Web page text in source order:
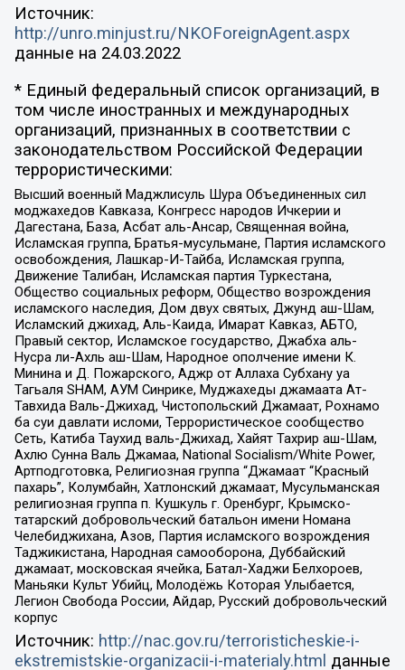
Источник:
http://unro.minjust.ru/NKOForeignAgent.aspx
данные на 24.03.2022
* Единый федеральный список организаций, в
том числе иностранных и международных
организаций, признанных в соответствии с
законодательством Российской Федерации
террористическими:
Высший военный Маджлисуль Шура Объединенных сил
моджахедов Кавказа, Конгресс народов Ичкерии и
Дагестана, База, Асбат аль-Ансар, Священная война,
Исламская группа, Братья-мусульмане, Партия исламского
освобождения, Лашкар-И-Тайба, Исламская группа,
Движение Талибан, Исламская партия Туркестана,
Общество социальных реформ, Общество возрождения
исламского наследия, Дом двух святых, Джунд аш-Шам,
Исламский джихад, Аль-Каида, Имарат Кавказ, АБТО,
Правый сектор, Исламское государство, Джабха аль-
Нусра ли-Ахль аш-Шам, Народное ополчение имени К.
Минина и Д. Пожарского, Аджр от Аллаха Субхану уа
Тагьаля SHAM, АУМ Синрике, Муджахеды джамаата Ат-
Тавхида Валь-Джихад, Чистопольский Джамаат, Рохнамо
ба суи давлати исломи, Террористическое сообщество
Сеть, Катиба Таухид валь-Джихад, Хайят Тахрир аш-Шам,
Ахлю Сунна Валь Джамаа, National Socialism/White Power,
Артподготовка, Религиозная группа “Джамаат “Красный
пахарь”, Колумбайн, Хатлонский джамаат, Мусульманская
религиозная группа п. Кушкуль г. Оренбург, Крымско-
татарский добровольческий батальон имени Номана
Челебиджихана, Азов, Партия исламского возрождения
Таджикистана, Народная самооборона, Дуббайский
джамаат, московская ячейка, Батал-Хаджи Белхороев,
Маньяки Культ Убийц, Молодёжь Которая Улыбается,
Легион Свобода России, Айдар, Русский добровольческий
корпус
Источник: http://nac.gov.ru/terroristicheskie-i-
ekstremistskie-organizacii-i-materialy.html данные